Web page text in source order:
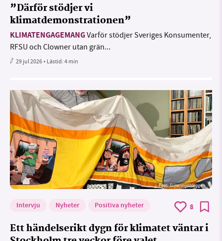
”Därför stödjer vi
klimatdemonstrationen”
KLIMATENGAGEMANGVarför stödjer Sveriges Konsumenter,
RFSU och Clowner utan grän...
29 jul 2026• Lästid:4 min
Foto: Supermijöbloggen
Intervju Nyheter Positiva nyheter 8
Ett händelserikt dygn för klimatet väntar i